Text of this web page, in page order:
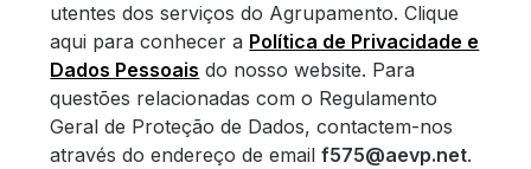
utentes dos serviços do Agrupamento. Clique
aqui para conhecer a Política de Privacidade e
Dados Pessoais do nosso website. Para
questões relacionadas com o Regulamento
Geral de Proteção de Dados, contactem-nos
através do endereço de emailf575@aevp.net.